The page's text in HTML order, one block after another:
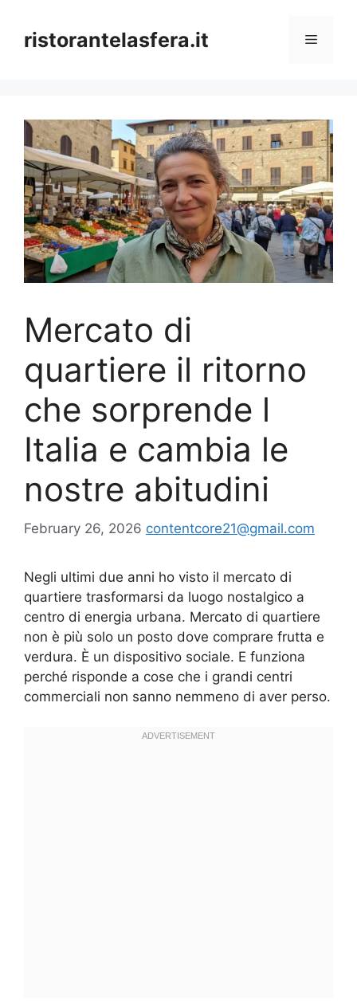
contentristorantelasfera.it Menu
Mercato di
quartiere il ritorno
che sorprende l
Italia e cambia le
nostre abitudini
February 26, 2026 contentcore21@gmail.com
Negli ultimi due anni ho visto il mercato di
quartiere trasformarsi da luogo nostalgico a
centro di energia urbana. Mercato di quartiere
non è più solo un posto dove comprare frutta e
verdura. È un dispositivo sociale. E funziona
perché risponde a cose che i grandi centri
commerciali non sanno nemmeno di aver perso.